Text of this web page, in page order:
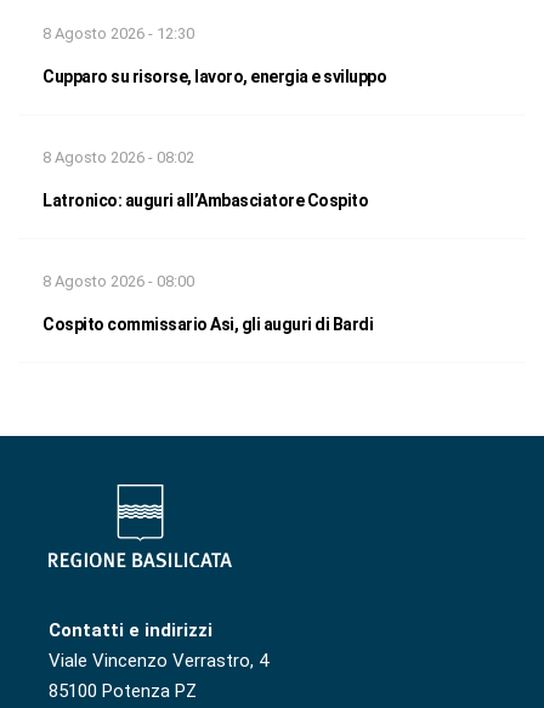
8 Agosto 2026 - 12:30
Cupparo su risorse, lavoro, energia e sviluppo
8 Agosto 2026 - 08:02
Latronico: auguri all’Ambasciatore Cospito
8 Agosto 2026 - 08:00
Cospito commissario Asi, gli auguri di Bardi
Contatti e indirizzi
Viale Vincenzo Verrastro, 4
85100 Potenza PZ